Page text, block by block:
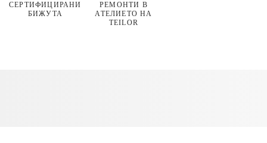
СЕРТИФИЦИРАНИ
БИЖУТА
РЕМОНТИ В
АТЕЛИЕТО НА
TEILOR